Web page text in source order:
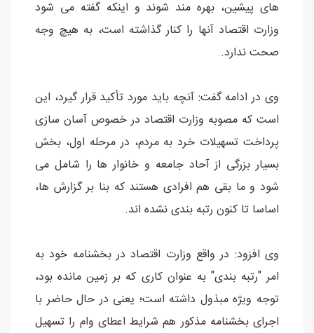
های پیشین، بهره مند شوند و اینکه گفته می شود
وزارت اقتصاد آنها را کنار گذاشته است، به هیچ وجه
صحت ندارد.
وی در ادامه گفت: آنچه باید مورد تأکید قرار گیرد، این
است که مصوبه وزارت اقتصاد در خصوص آسان سازی
پرداخت تسهیلات خرد به مردم، در مرحله اول، بخش
بسیار بزرگی از آحاد جامعه و خانوار ها را شامل می
شود و ما بقی هم افرادی هستند که بنا بر گزارش ها،
اساسا تا کنون رتبه بندی نشده اند.
وی افزود: در واقع وزارت اقتصاد در بخشنامه خود به
امر "رتبه بندی" به عنوان کاری که بر زمین مانده بود،
توجه ویژه مبذول داشته است؛ یعنی در حال حاضر با
اجرای بخشنامه مذکور هم شرایط اعطای وام را تسهیل